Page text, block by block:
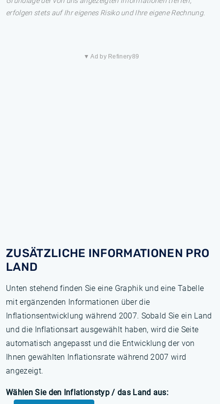
erfolgen stets auf Ihr eigenes Risiko und Ihre eigene Rechnung.
▼ Ad by Refinery89
ZUSÄTZLICHE INFORMATIONEN PRO
LAND
Unten stehend finden Sie eine Graphik und eine Tabelle
mit ergänzenden Informationen über die
Inflationsentwicklung während 2007. Sobald Sie ein Land
und die Inflationsart ausgewählt haben, wird die Seite
automatisch angepasst und die Entwicklung der von
Ihnen gewählten Inflationsrate während 2007 wird
angezeigt.
Wählen Sie den Inflationstyp / das Land aus: